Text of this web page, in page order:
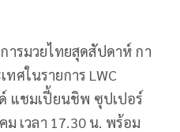
ารมวยไทยสุดสัปดาห์ กา
ศในรายการ LWC
ด์ แชมเปี้ยนชิพ ซุปเปอร์
เวลา 17.30 น. พร้อม